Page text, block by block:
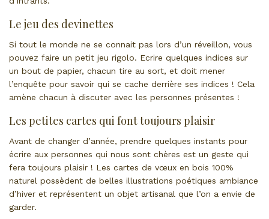
Le jeu des devinettes
Si tout le monde ne se connait pas lors d’un réveillon, vous
pouvez faire un petit jeu rigolo. Ecrire quelques indices sur
un bout de papier, chacun tire au sort, et doit mener
l’enquête pour savoir qui se cache derrière ses indices ! Cela
amène chacun à discuter avec les personnes présentes !
Les petites cartes qui font toujours plaisir
Avant de changer d’année, prendre quelques instants pour
écrire aux personnes qui nous sont chères est un geste qui
fera toujours plaisir ! Les cartes de vœux en bois 100%
naturel possèdent de belles illustrations poétiques ambiance
d’hiver et représentent un objet artisanal que l’on a envie de
garder.